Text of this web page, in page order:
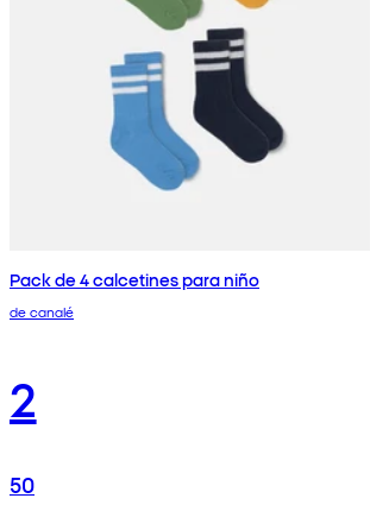
Pack de 4 calcetines para niño
de canalé
2
50